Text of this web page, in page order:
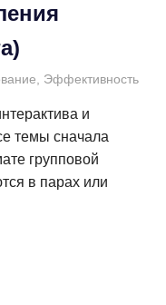
Эффективность
и
темы сначала
групповой
в парах или